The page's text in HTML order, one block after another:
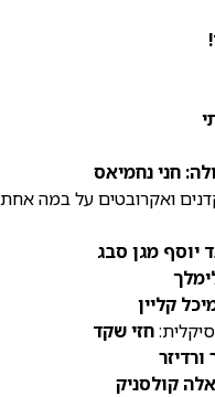
חני נחמיאס
ואקרובטים על במה אחת
יוסף מגן סבג
קליין
חזי שקד
ורדיזר
אלה קולסניק